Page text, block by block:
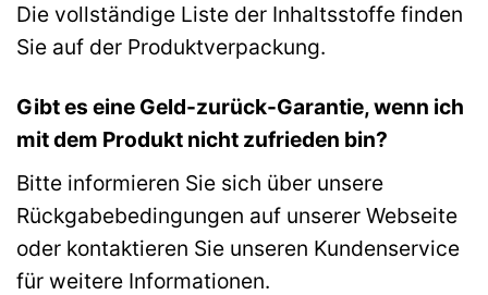
Die vollständige Liste der Inhaltsstoffe finden
Sie auf der Produktverpackung.
Gibt es eine Geld-zurück-Garantie, wenn ich
mit dem Produkt nicht zufrieden bin?
Bitte informieren Sie sich über unsere
Rückgabebedingungen auf unserer Webseite
oder kontaktieren Sie unseren Kundenservice
für weitere Informationen.